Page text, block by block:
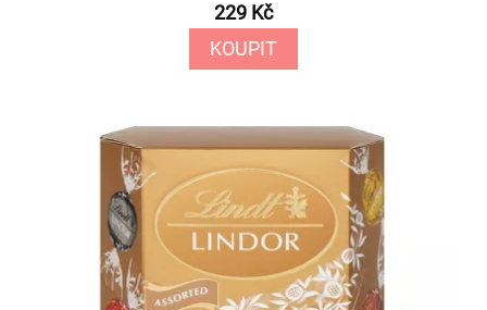
229 Kč
KOUPIT